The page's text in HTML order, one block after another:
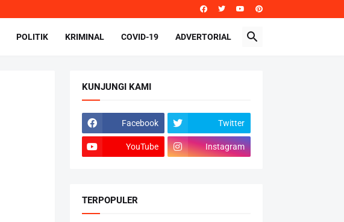
POLITIK KRIMINAL COVID-19 ADVERTORIAL
KUNJUNGI KAMI
Facebook Twitter
YouTube Instagram
TERPOPULER